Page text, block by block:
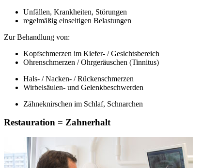
Unfällen, Krankheiten, Störungen
regelmäßig einseitigen Belastungen
Zur Behandlung von:
Kopfschmerzen im Kiefer- / Gesichtsbereich
Ohrenschmerzen / Ohrgeräuschen (Tinnitus)
Hals- / Nacken- / Rückenschmerzen
Wirbelsäulen- und Gelenkbeschwerden
Zähneknirschen im Schlaf, Schnarchen
Restauration = Zahnerhalt